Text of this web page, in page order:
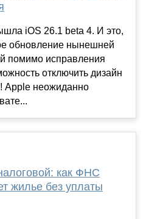
iOS 26.1 beta 4. И это,
обновление нынешней
помимо исправления
отключить дизайн
Apple неожиданно
как ФНС
жилье без уплаты